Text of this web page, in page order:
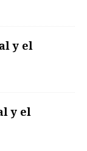
y el
y el